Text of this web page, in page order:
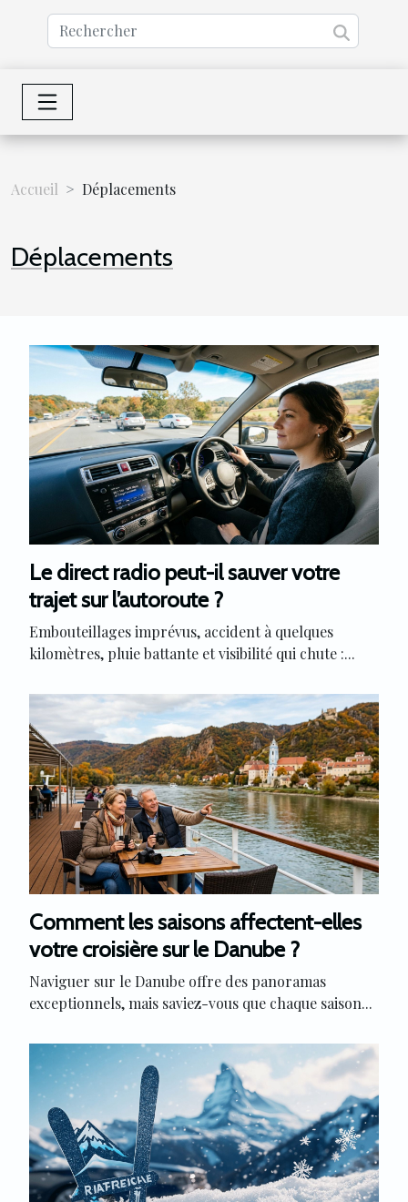
Accueil Déplacements
Déplacements
Le direct radio peut-il sauver votre
trajet sur l’autoroute ?
Embouteillages imprévus, accident à quelques
kilomètres, pluie battante et visibilité qui chute :...
Comment les saisons affectent-elles
votre croisière sur le Danube ?
Naviguer sur le Danube offre des panoramas
exceptionnels, mais saviez-vous que chaque saison...